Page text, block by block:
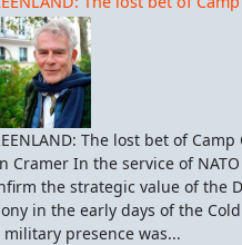
The lost bet of
Cramer In the service of NATO
the strategic value of the
in the early days of the
military presence was...